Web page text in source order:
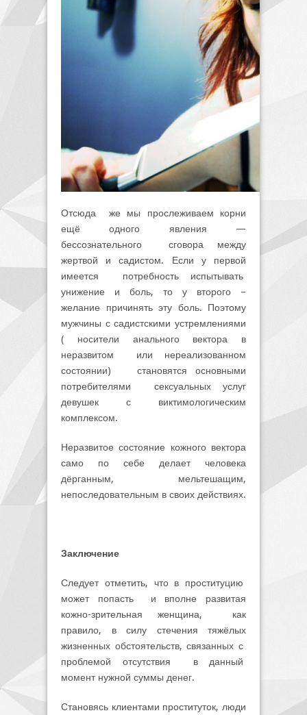
Отсюда же мы прослеживаем корни
ещё одного явления —
бессознательного сговора между
жертвой и садистом. Если у первой
имеется потребность испытывать
унижение и боль, то у второго –
желание причинять эту боль. Поэтому
мужчины с садистскими устремлениями
( носители анального вектора в
неразвитом или нереализованном
состоянии) становятся основными
потребителями сексуальных услуг
девушек с виктимологическим
комплексом.
Неразвитое состояние кожного вектора
само по себе делает человека
дёрганным, мельтешащим,
непоследовательным в своих действиях.
Заключение
Следует отметить, что в проституцию
может попасть и вполне развитая
кожно-зрительная женщина, как
правило, в силу стечения тяжёлых
жизненных обстоятельств, связанных с
проблемой отсутствия в данный
момент нужной суммы денег.
Становясь клиентами проституток, люди